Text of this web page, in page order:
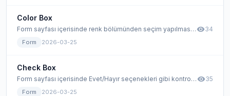
Color Box
Form sayfası içerisinde renk bölümünden seçim yapılmasını sağlayan form aracıdır.
Form 2026-03-25
visibility34
Check Box
Form sayfası içerisinde Evet/Hayır seçenekleri gibi kontrollerinin yapılacağı durumlarda kullanılan form elemanıdır.
Form 2026-03-25
visibility35